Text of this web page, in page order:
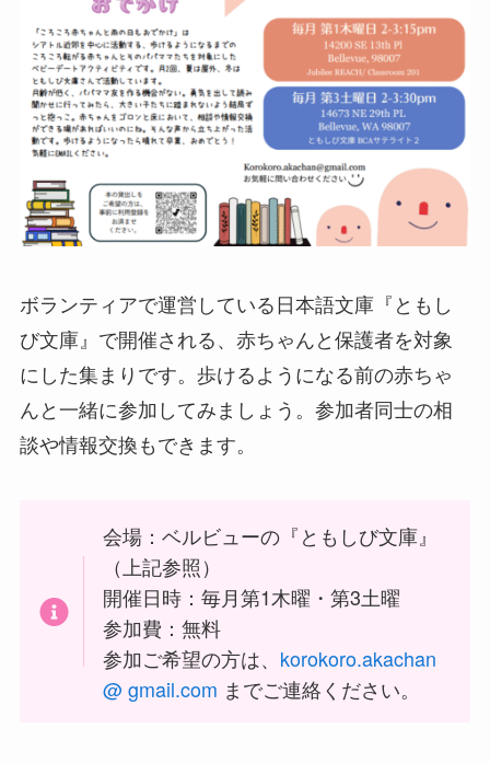
ボランティアで運営している日本語文庫『ともし
び文庫』で開催される、赤ちゃんと保護者を対象
にした集まりです。歩けるようになる前の赤ちゃ
んと一緒に参加してみましょう。参加者同士の相
談や情報交換もできます。
会場：ベルビューの『ともしび文庫』
（上記参照）
開催日時：毎月第1木曜・第3土曜
参加費：無料
参加ご希望の方は、 korokoro.akachan
@ gmail.com までご連絡ください。